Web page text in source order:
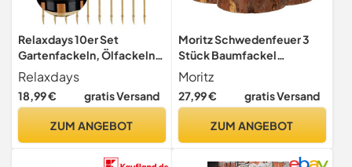
Relaxdays 10er Set
Gartenfackeln, Ölfackeln
aus Bambus, mit Docht,
stimmungsvolle Fackeln für
außen, Höhe: 90 cm, Natur,
Relaxdays
18,99 € gratis Versand
ZUM ANGEBOT
Moritz Schwedenfeuer 3
Stück Baumfackel
Finnenfackel –
Gartenfackel Garten
Moritz
27,99 € gratis Versand
ZUM ANGEBOT